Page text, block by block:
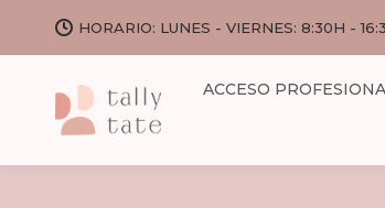
HORARIO: LUNES - VIERNES: 8:30H -
ACCESO